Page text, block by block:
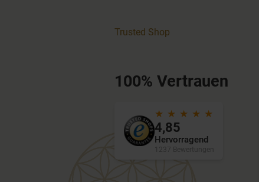
Trusted Shop
100% Vertrauen
★ ★ ★ ★ ★
4,85
Hervorragend